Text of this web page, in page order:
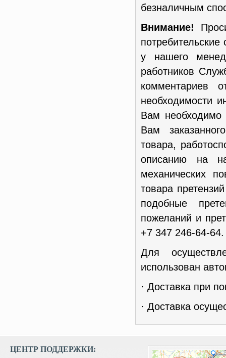
безналичным
Внимание!
у нашего
работников
комментариев
необходимости
Вам
Вам
товара,
описанию на
механических
товара
подобные
пожеланий и
+7 347 246-64-64.
Для
использован
· Доставка при
· Доставка
ЦЕНТР ПОДДЕРЖКИ: